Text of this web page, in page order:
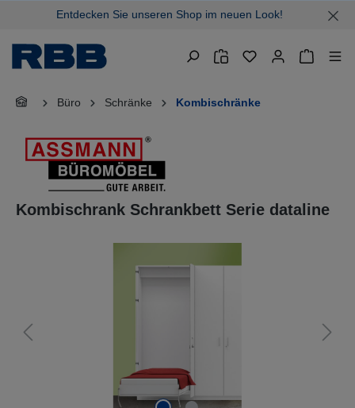
springenEntdecken Sie unseren Shop im neuen Look!
Büro Schränke Kombischränke
Kombischrank Schrankbett Serie dataline